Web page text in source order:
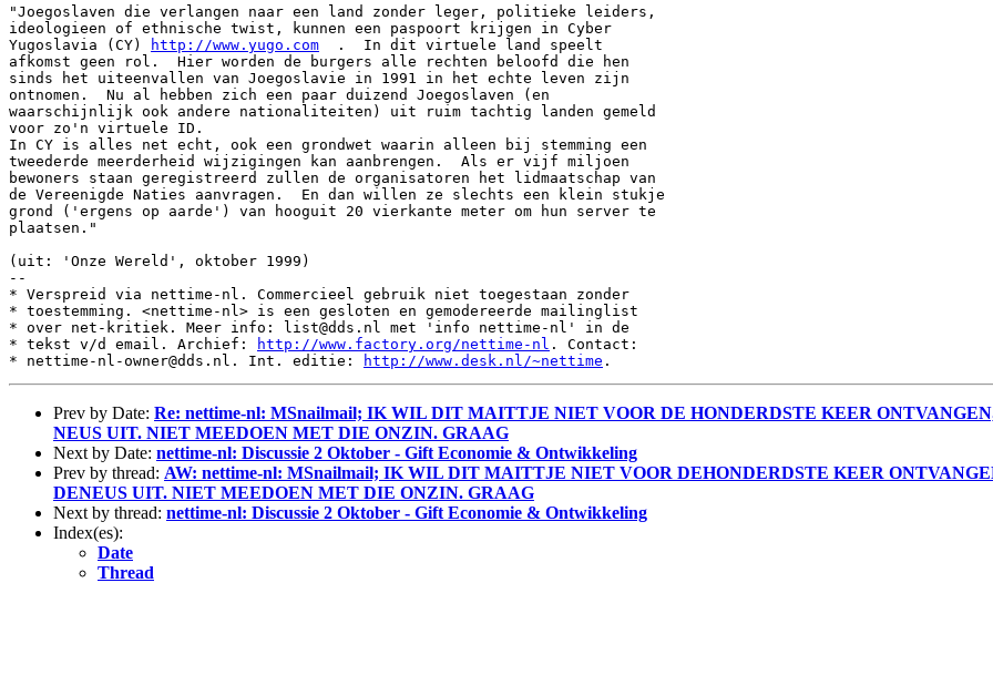
"Joegoslaven die verlangen naar een land zonder leger, politieke leiders,
ideologieen of ethnische twist, kunnen een paspoort krijgen in Cyber
Yugoslavia (CY)
http://www.yugo.com
  .  In dit virtuele land speelt
afkomst geen rol.  Hier worden de burgers alle rechten beloofd die hen
sinds het uiteenvallen van Joegoslavie in 1991 in het echte leven zijn
ontnomen.  Nu al hebben zich een paar duizend Joegoslaven (en
waarschijnlijk ook andere nationaliteiten) uit ruim tachtig landen gemeld
voor zo'n virtuele ID.
In CY is alles net echt, ook een grondwet waarin alleen bij stemming een
tweederde meerderheid wijzigingen kan aanbrengen.  Als er vijf miljoen
bewoners staan geregistreerd zullen de organisatoren het lidmaatschap van
de Vereenigde Naties aanvragen.  En dan willen ze slechts een klein stukje
grond ('ergens op aarde') van hooguit 20 vierkante meter om hun server te
plaatsen."
(uit: 'Onze Wereld', oktober 1999)
--
* Verspreid via nettime-nl. Commercieel gebruik niet toegestaan zonder
* toestemming. <nettime-nl> is een gesloten en gemodereerde mailinglist
* over net-kritiek. Meer info: list@dds.nl met 'info nettime-nl' in de
* tekst v/d email. Archief:
http://www.factory.org/nettime-nl . Contact:
* nettime-nl-owner@dds.nl. Int. editie:
http://www.desk.nl/~nettime
Prev by Date: Re: nettime-nl: MSnailmail; IK WIL DIT MAITTJE NIET VOOR DE HONDERDSTE KEER
NEUS UIT. NIET MEEDOEN MET DIE ONZIN. GRAAG
Next by Date: nettime-nl: Discussie 2 Oktober - Gift Economie & Ontwikkeling
Prev by thread: AW: nettime-nl: MSnailmail; IK WIL DIT MAITTJE NIET VOOR DEHONDERDSTE KEER
DENEUS UIT. NIET MEEDOEN MET DIE ONZIN. GRAAG
Next by thread: nettime-nl: Discussie 2 Oktober - Gift Economie & Ontwikkeling
Index(es):
Date
Thread